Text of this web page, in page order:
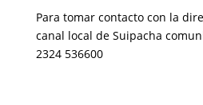
Para tomar contacto con la
canal local de Suipacha
2324 536600